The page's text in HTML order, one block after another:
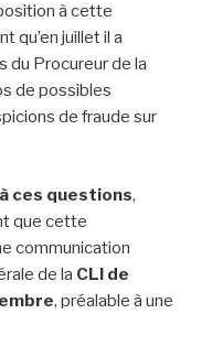
à cette
qu’en juillet il a
du Procureur de la
de possibles
de fraude sur
ces questions,
que cette
communication
de la CLI de
, préalable à une